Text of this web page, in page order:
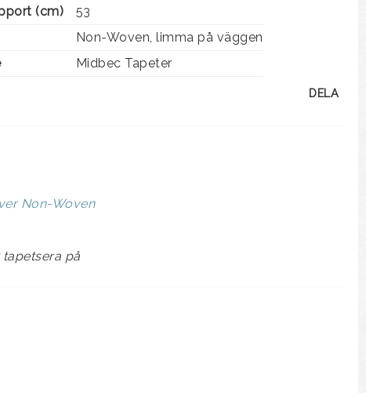
(cm)
53
Non-Woven, limma på väggen
Midbec Tapeter
DELA
Non-Woven
på